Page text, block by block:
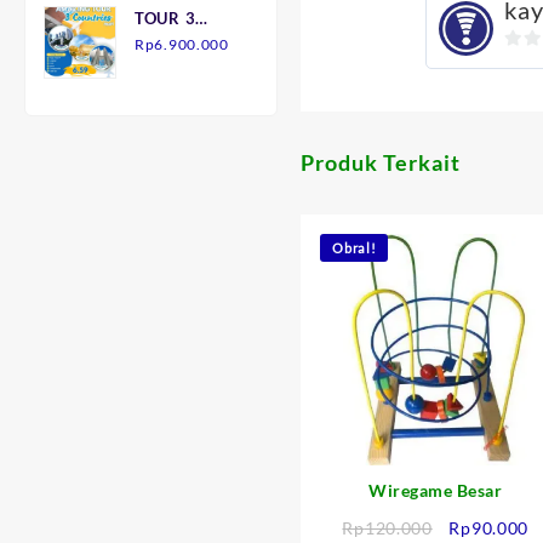
adalah:
Rp145.000.
ini
adalah:
TOUR 3
NEGARA
Rp6.900.000
Produk Terkait
Obral!
Wiregame Besar
Rp120.000
Harga
Rp90.000